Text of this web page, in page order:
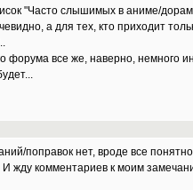
"Часто слышимых в аниме/
а для тех, кто приходит
все же, наверно, немного
поправок нет, вроде все
И жду комментариев к моим